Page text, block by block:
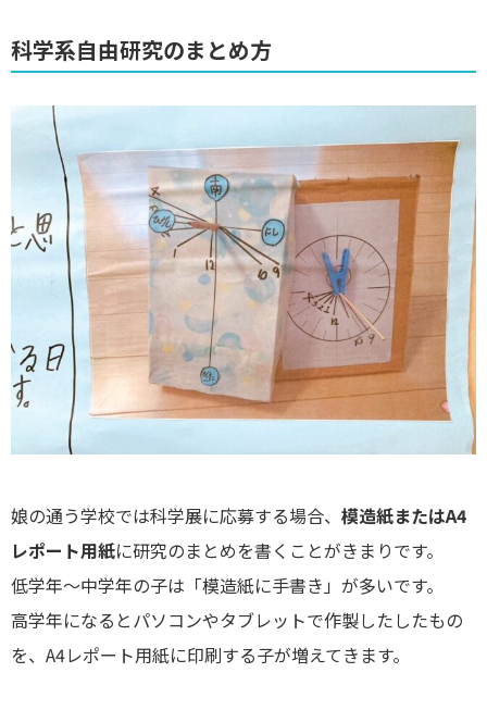
科学系自由研究のまとめ方
娘の通う学校では科学展に応募する場合、 模造紙またはA4
レポート用紙に研究のまとめを書くことがきまりです。
低学年～中学年の子は「模造紙に手書き」が多いです。
高学年になるとパソコンやタブレットで作製したしたもの
を、A4レポート用紙に印刷する子が増えてきます。